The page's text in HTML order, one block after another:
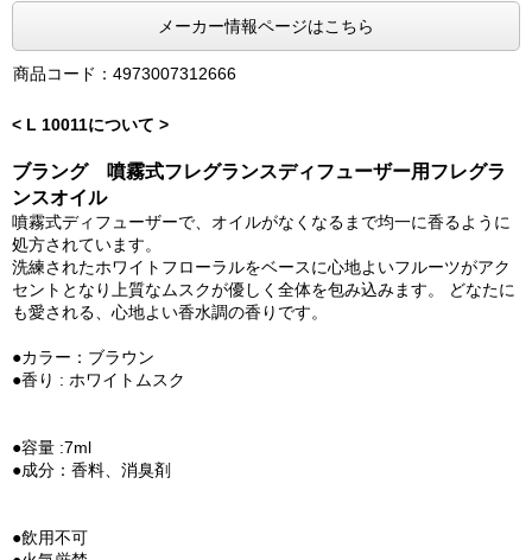
メーカー情報ページはこちら
商品コード：4973007312666
< L 10011について >
ブラング 噴霧式フレグランスディフューザー用フレグラ
ンスオイル
噴霧式ディフューザーで、オイルがなくなるまで均一に香るように
処方されています。
洗練されたホワイトフローラルをベースに心地よいフルーツがアク
セントとなり上質なムスクが優しく全体を包み込みます。 どなたに
も愛される、心地よい香水調の香りです。
●カラー：ブラウン
●香り : ホワイトムスク
●容量 :7ml
●成分：香料、消臭剤
●飲用不可